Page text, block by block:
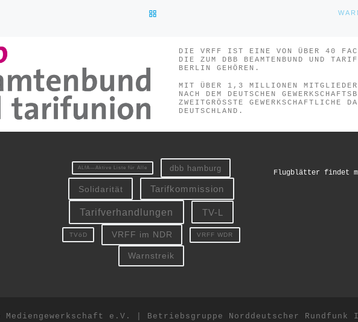
DIE VRFF IST EINE VON ÜBER 40
DIE ZUM DBB BEAMTENBUND UND
BERLIN GEHÖREN.
MIT ÜBER 1,3 MILLIONEN
NACH DEM DEUTSCHEN
ZWEITGRÖSSTE GEWERKSCHAFTLICHE
EUTSCHLAND.
ALfA—Aktive Liste für Alle dbb hamburg
Solidarität Tarifkommission
Tarifverhandlungen TV-L
TVöD VRFF im NDR VRFF WDR
Warnstreik
Flugblätter findet
e.V. | Betriebsgruppe Norddeutscher Rundfunk